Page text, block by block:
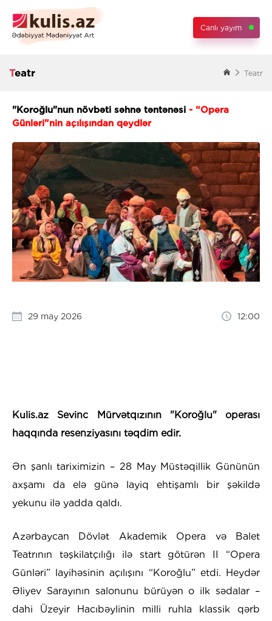
Canlı yayım
Teatr Teatr
"Koroğlu"nun növbəti səhnə təntənəsi - “Opera
Günləri”nin açılışından qeydlər
29 may 2026 12:00
Kulis.az Sevinc Mürvətqızının "Koroğlu" operası
haqqında resenziyasını təqdim edir.
Ən şanlı tariximizin – 28 May Müstəqillik Gününün
axşamı da elə günə layiq ehtişamlı bir şəkildə
yekunu ilə yadda qaldı.
Azərbaycan Dövlət Akademik Opera və Balet
Teatrının təşkilatçılığı ilə start götürən II “Opera
Günləri” layihəsinin açılışını “Koroğlu” etdi. Heydər
Əliyev Sarayının salonunu bürüyən o ilk sədalar –
dahi Üzeyir Hacıbəylinin milli ruhla klassik qərb